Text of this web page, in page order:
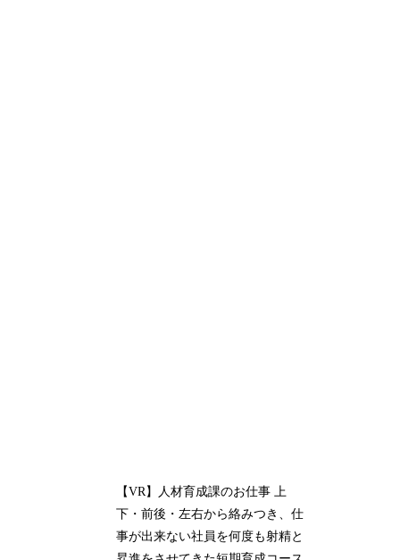
【VR】人材育成課のお仕事 上
下・前後・左右から絡みつき、仕
事が出来ない社員を何度も射精と